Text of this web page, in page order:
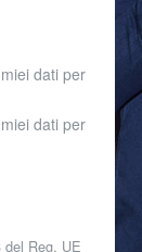
dati per
dati per
Reg. UE